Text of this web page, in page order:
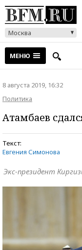
Москва
МЕНЮ
8 августа 2019, 16:32
Политика
Атамбаев
Текст:
Евгения Симонова
Экс-президент